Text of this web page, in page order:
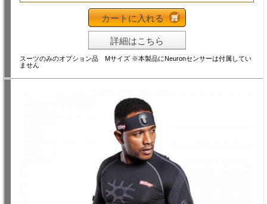
カートに入れる
詳細はこちら
スーツのみのオプション品 Mサイズ ※本製品にNeuronセンサーは付属してい
ません